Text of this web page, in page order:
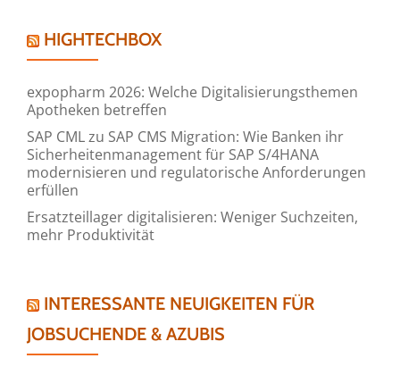
HIGHTECHBOX
expopharm 2026: Welche Digitalisierungsthemen
Apotheken betreffen
SAP CML zu SAP CMS Migration: Wie Banken ihr
Sicherheitenmanagement für SAP S/4HANA
modernisieren und regulatorische Anforderungen
erfüllen
Ersatzteillager digitalisieren: Weniger Suchzeiten,
mehr Produktivität
INTERESSANTE NEUIGKEITEN FÜR
JOBSUCHENDE & AZUBIS